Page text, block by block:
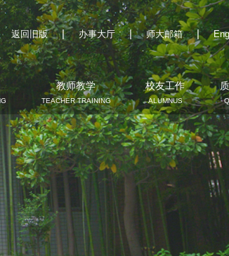
返回旧版 | 办事大厅 | 师大邮箱 |
教师教学
TEACHER TRAINING
校友工作
ALUMNUS